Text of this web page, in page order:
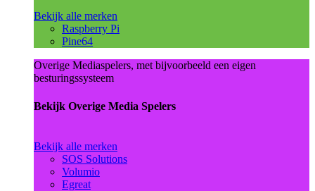
Bekijk alle merken
Raspberry Pi
Pine64
Overige Mediaspelers, met bijvoorbeeld een eigen
besturingssysteem
Bekijk Overige Media Spelers
Bekijk alle merken
SOS Solutions
Volumio
Egreat